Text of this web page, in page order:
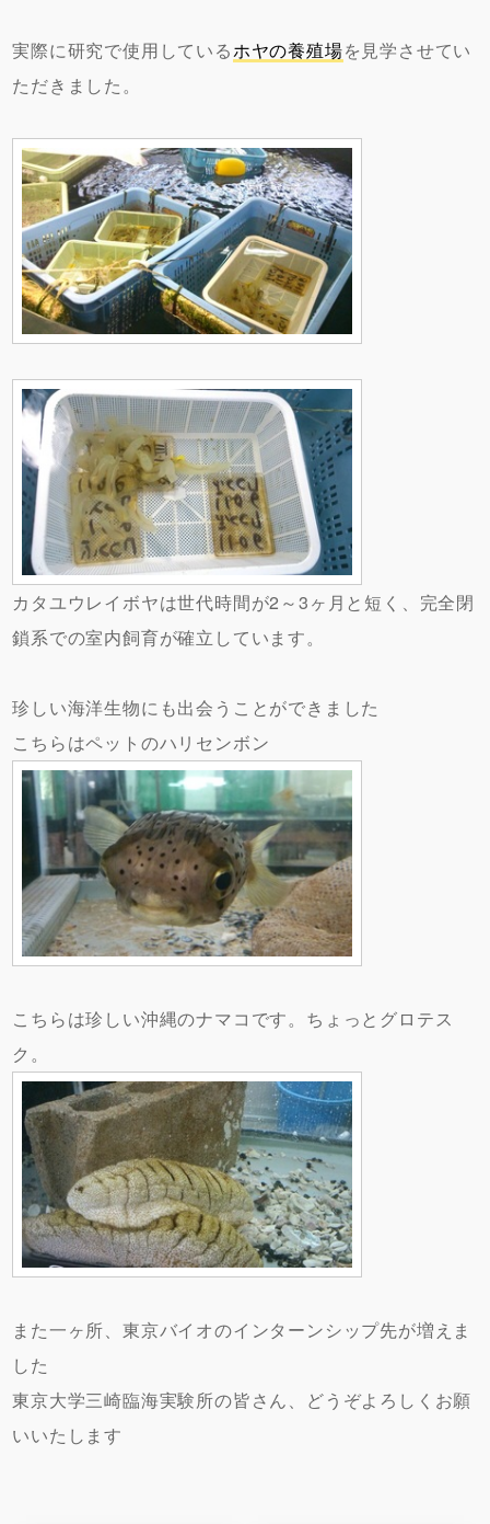
実際に研究で使用しているホヤの養殖場を見学させてい
ただきました。
カタユウレイボヤは世代時間が2～3ヶ月と短く、完全閉
鎖系での室内飼育が確立しています。
珍しい海洋生物にも出会うことができました
こちらはペットのハリセンボン
こちらは珍しい沖縄のナマコです。ちょっとグロテス
ク。
また一ヶ所、東京バイオのインターンシップ先が増えま
した
東京大学三崎臨海実験所の皆さん、どうぞよろしくお願
いいたします